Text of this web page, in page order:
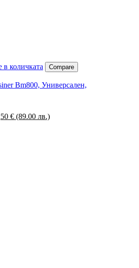
в количката Compare
Bm800, Универсален,
€ (89.00 лв.)